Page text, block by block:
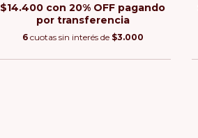
$14.400 con 20% OFF pagando
por transferencia
6 cuotas sin interés de $3.000